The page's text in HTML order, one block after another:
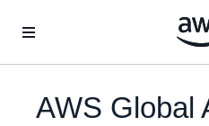
AWS Global